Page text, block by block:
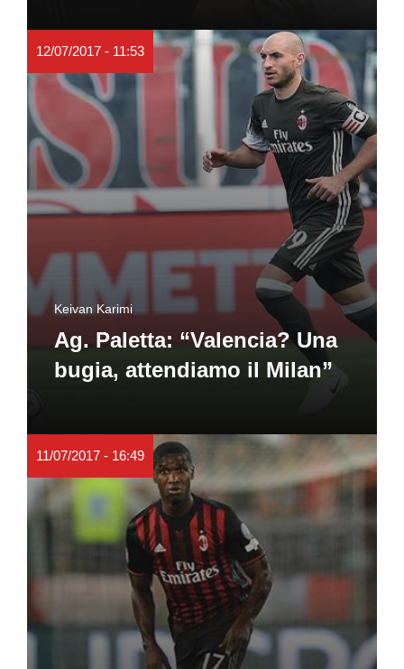
12/07/2017 - 11:53
Keivan Karimi
Ag. Paletta: “Valencia? Una
bugia, attendiamo il Milan”
11/07/2017 - 16:49